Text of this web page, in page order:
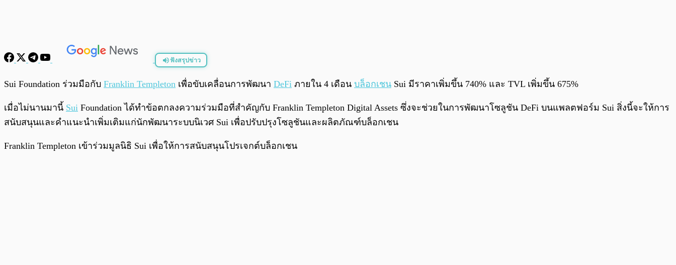
ฟังสรุปข่าว
พร้อมเล่น
Sui Foundation ร่วมมือกับ Franklin Templeton เพื่อขับเคลื่อนการพัฒนา DeFi ภายใน 4 เดือน บล็อกเชน Sui มีราคาเพิ่มขึ้น 740% และ TVL เพิ่มขึ้น 675%
เมื่อไม่นานมานี้ Sui Foundation ได้ทำข้อตกลงความร่วมมือที่สำคัญกับ Franklin Templeton Digital Assets ซึ่งจะช่วยในการพัฒนาโซลูชัน DeFi บนแพลตฟอร์ม Sui สิ่งนี้จะให้การ
สนับสนุนและคำแนะนำเพิ่มเติมแก่นักพัฒนาระบบนิเวศ Sui เพื่อปรับปรุงโซลูชันและผลิตภัณฑ์บล็อกเชน
Franklin Templeton เข้าร่วมมูลนิธิ Sui เพื่อให้การสนับสนุนโปรเจกต์บล็อกเชน